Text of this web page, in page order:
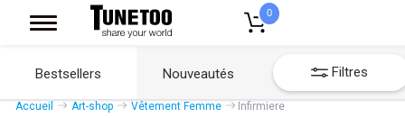
0
Bestsellers Nouveautés Filtres
Accueil Art-shop Vêtement Femme Infirmiere